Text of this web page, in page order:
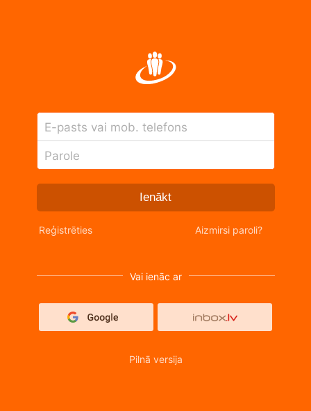
E-pasts vai mob. telefons
Parole
Ienākt
Reģistrēties Aizmirsi paroli?
Vai ienāc ar
Pilnā versija